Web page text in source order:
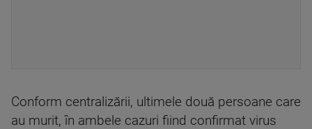
Conform centralizării, ultimele două persoane care
au murit, în ambele cazuri fiind confirmat virus